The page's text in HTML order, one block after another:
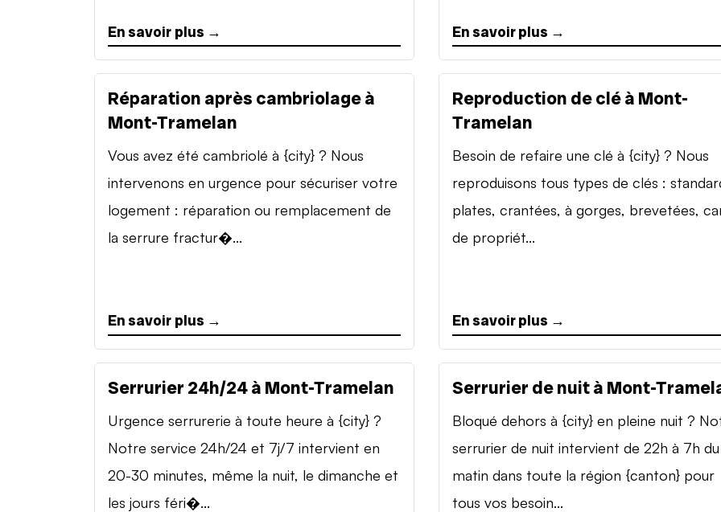
En savoir plus → En savoir plus →
Réparation après cambriolage à
Mont-Tramelan
Vous avez été cambriolé à {city} ? Nous
intervenons en urgence pour sécuriser votre
logement : réparation ou remplacement de
la serrure fractur�...
En savoir plus →
Reproduction de clé à Mont-
Tramelan
Besoin de refaire une clé à {city} ? Nous
reproduisons tous types de clés :
plates, crantées, à gorges, brevetées,
de propriét...
En savoir plus →
Serrurier 24h/24 à Mont-Tramelan
Urgence serrurerie à toute heure à {city} ?
Notre service 24h/24 et 7j/7 intervient en
20-30 minutes, même la nuit, le dimanche et
les jours féri�...
Serrurier de nuit à Mont-
Bloqué dehors à {city} en pleine nuit ?
serrurier de nuit intervient de 22h à 7h du
matin dans toute la région {canton} pour
tous vos besoin...